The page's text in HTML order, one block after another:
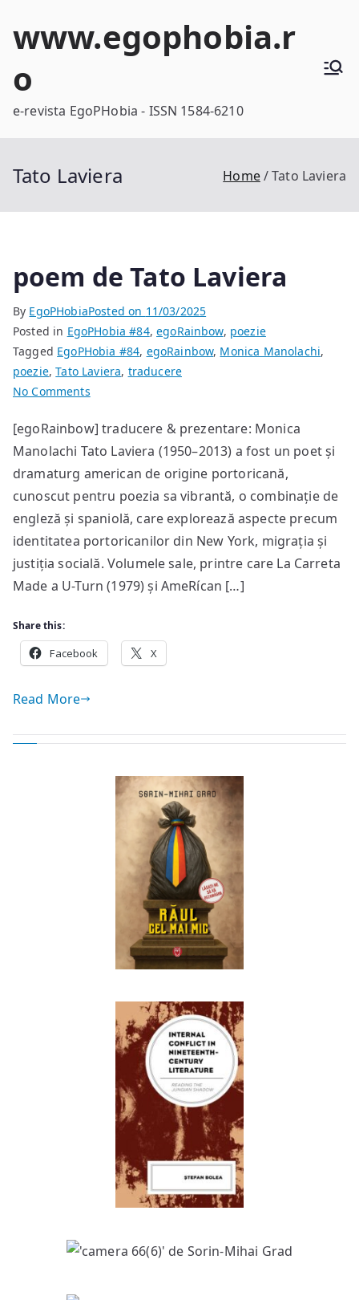
www.egophobia.r
o
e-revista EgoPHobia - ISSN 1584-6210
Tato Laviera Home Tato Laviera
poem de Tato Laviera
By EgoPHobiaPosted on 11/03/2025
Posted in EgoPHobia #84,egoRainbow, poezie
Tagged EgoPHobia #84, egoRainbow, Monica Manolachi,
poezie,Tato Laviera, traducere
No Commentson
de
Tato
Laviera
[egoRainbow] traducere & prezentare: Monica
Manolachi Tato Laviera (1950–2013) a fost un poet și
dramaturg american de origine portoricană,
cunoscut pentru poezia sa vibrantă, o combinație de
engleză și spaniolă, care explorează aspecte precum
identitatea portoricanilor din New York, migrația și
justiția socială. Volumele sale, printre care La Carreta
Made a U-Turn (1979) și AmeRícan […]
Share this:
Facebook X
Read More